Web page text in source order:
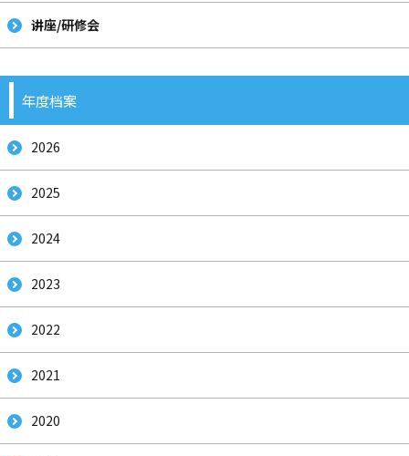
讲座/研修会
年度档案
2026
2025
2024
2023
2022
2021
2020